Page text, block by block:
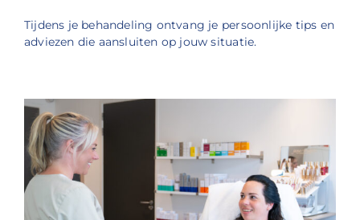
Tijdens je behandeling ontvang je persoonlijke tips en
adviezen die aansluiten op jouw situatie.